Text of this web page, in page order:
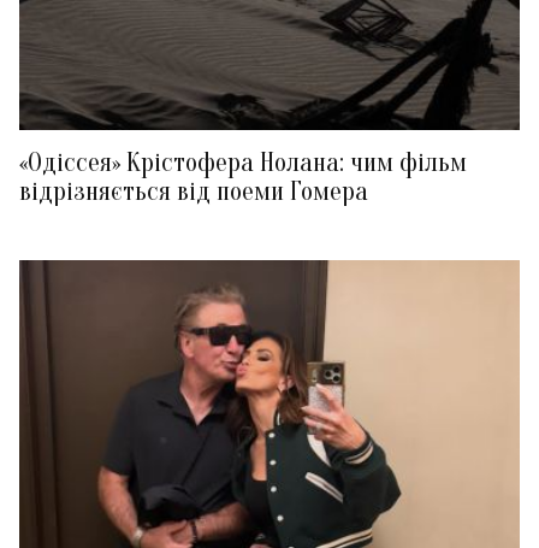
«Одіссея» Крістофера Нолана: чим фільм
відрізняється від поеми Гомера